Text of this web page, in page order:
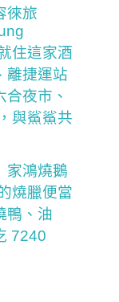
徠旅
住這家酒
離捷運站
夜市、
與鯊鯊共
家鴻燒鵝
燒臘便當
鴨、油
7240